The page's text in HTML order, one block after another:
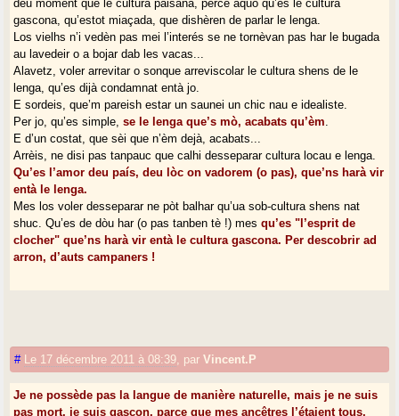
deu moment que le cultura paisana, percé aquò qu’es le cultura
gascona, qu’estot miaçada, que dishèren de parlar le lenga.
Los vielhs n’i vedèn pas mei l’interés se ne tornèvan pas har le bugada
au lavedeir o a bojar dab les vacas...
Alavetz, voler arrevitar o sonque arreviscolar le cultura shens de le
lenga, qu’es dijà condamnat entà jo.
E sordeis, que’m pareish estar un saunei un chic nau e idealiste.
Per jo, qu’es simple,se le lenga que’s mò, acabats qu’èm
E d’un costat, que sèi que n’èm dejà, acabats...
Arrèis, ne disi pas tanpauc que calhi desseparar cultura locau e lenga.
Qu’es l’amor deu país, deu lòc on vadorem (o pas), que’ns harà vir
entà le lenga.
Mes los voler desseparar ne pòt balhar qu’ua sob-cultura shens nat
shuc. Qu’es de dòu har (o pas tanben tè !) mesqu’es "l’esprit de
clocher" que’ns harà vir entà le cultura gascona. Per descobrir ad
arron, d’auts campaners !
# Le 17 décembre 2011 à 08:39 parVincent.P
Je ne possède pas la langue de manière naturelle, mais je ne suis
pas mort, je suis gascon, parce que mes ancêtres l’étaient tous,